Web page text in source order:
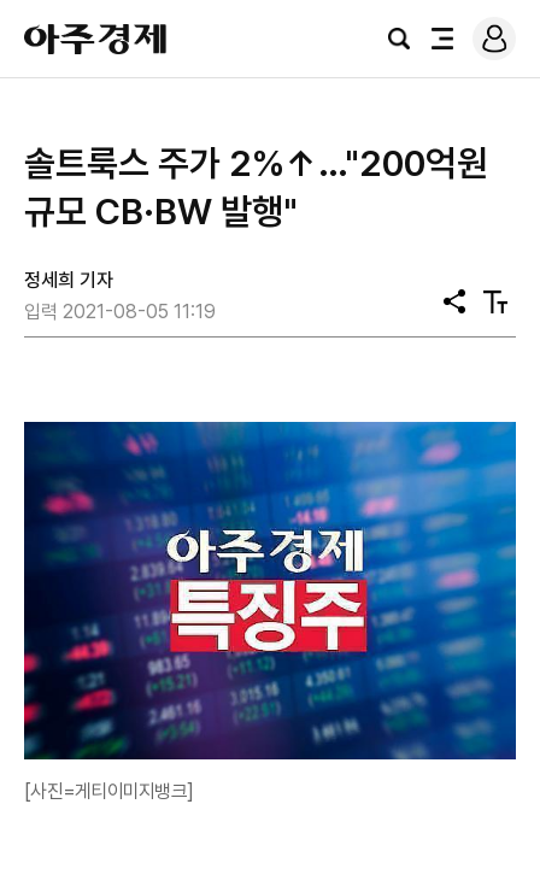
아
주
경
검
전
로
그
솔트룩스 주가 2%↑…"200억원
규모 CB·BW 발행"
정세희 기자
입력 2021-08-05 11:19
공
유
텍
스
[사진=게티이미지뱅크]